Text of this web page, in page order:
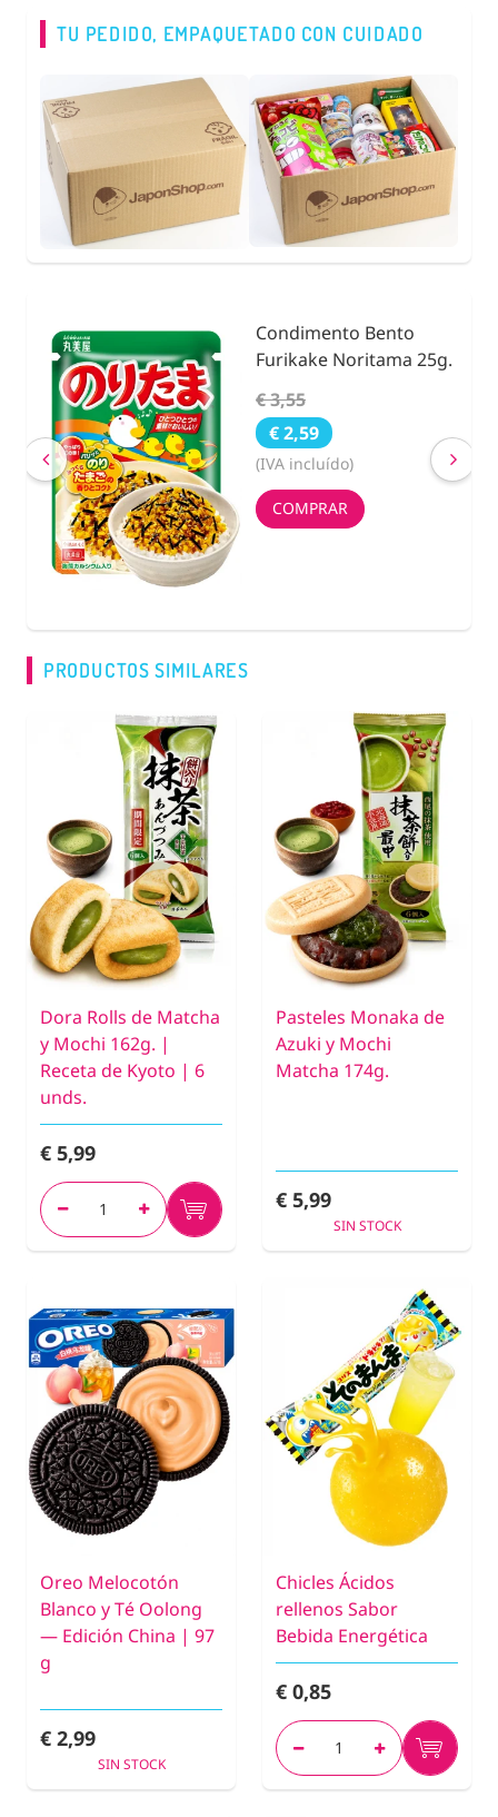
TU PEDIDO, EMPAQUETADO CON CUIDADO
Fideos de Konjac,
Natural Shirataki con
€ 2,63
€ 2,40
(IVA incluído)
COMPRAR
PRODUCTOS SIMILARES
Dora Rolls de Matcha
y Mochi 162g. |
Receta de Kyoto | 6
unds.
€ 5,99
Pasteles Monaka de
Azuki y Mochi
Matcha 174g.
€ 5,99
SIN STOCK
Oreo Melocotón
Blanco y Té Oolong
— Edición China | 97
g
€ 2,99
SIN STOCK
Chicles Ácidos
rellenos Sabor
Bebida Energética
€ 0,85